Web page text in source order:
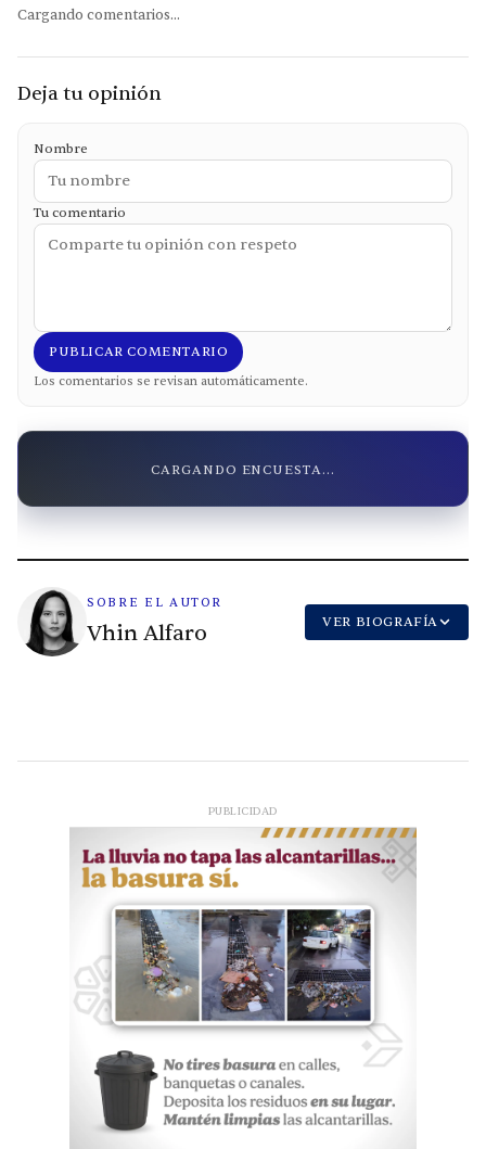
Cargando comentarios...
Deja tu opinión
Nombre
Tu comentario
PUBLICAR COMENTARIO
Los comentarios se revisan automáticamente.
CARGANDO ENCUESTA...
SOBRE EL AUTOR
Vhin Alfaro VER BIOGRAFÍA
PUBLICIDAD